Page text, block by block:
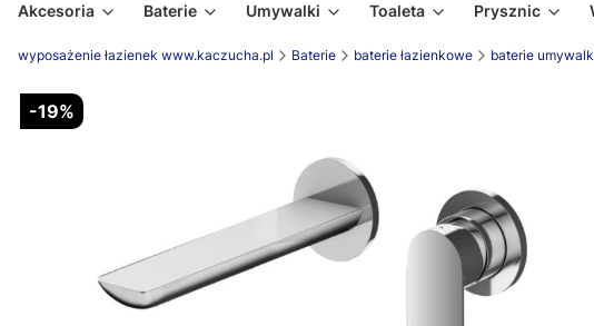
Akcesoria Baterie Umywalki Toaleta Prysznic
wyposażenie łazienek www.kaczucha.pl Baterie baterie łazienkowe baterie
-19%